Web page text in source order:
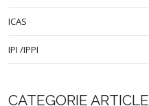
ICAS
IPI /IPPI
CATEGORIE ARTICLE